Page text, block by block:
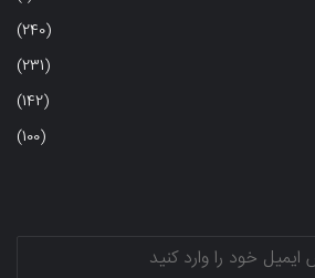
(240)
(231)
(142)
(100)